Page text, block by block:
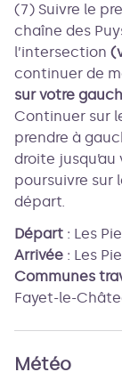
(7) Suivre le
chaîne des
l’intersection
continuer de
sur votre
Continuer sur
prendre à
droite jusqu’au
poursuivre sur
départ.
Départ : Les
Arrivée : Les
Communes
Fayet-le-
Météo